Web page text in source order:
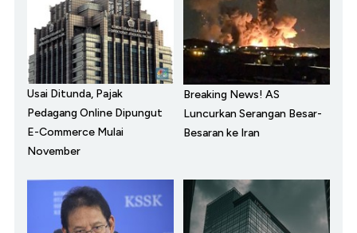
Usai Ditunda, Pajak
Pedagang Online Dipungut
E-Commerce Mulai
November
Breaking News! AS
Luncurkan Serangan Besar-
Besaran ke Iran